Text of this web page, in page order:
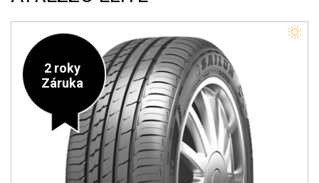
2 roky
Záruka